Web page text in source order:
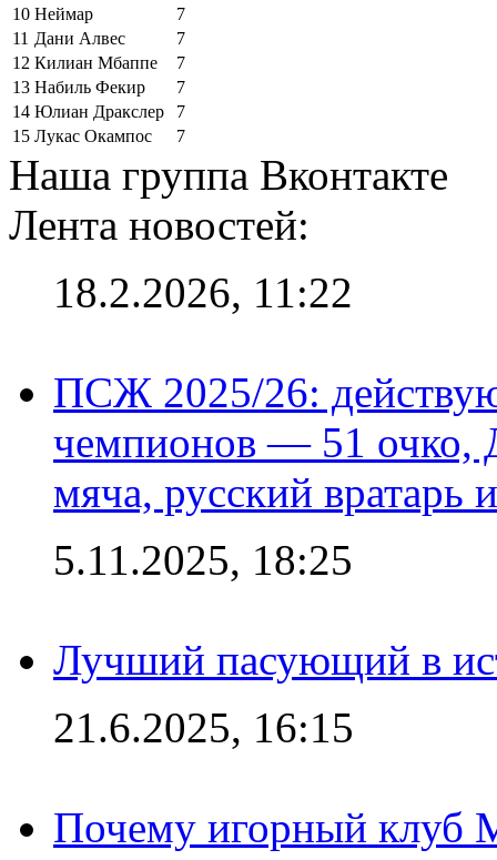
10 Неймар
7
11 Дани Алвес
7
12 Килиан Мбаппе
7
13 Набиль Фекир
7
14 Юлиан Дракслер
7
15 Лукас Окампос 7
Наша группа Вконтакте
Лента новостей:
18.2.2026, 11:22
ПСЖ 2025/26:
чемпионов — 51 очко,
мяча, русский вратарь
5.11.2025, 18:25
Лучший пасующий в
21.6.2025, 16:15
Почему игорный клуб